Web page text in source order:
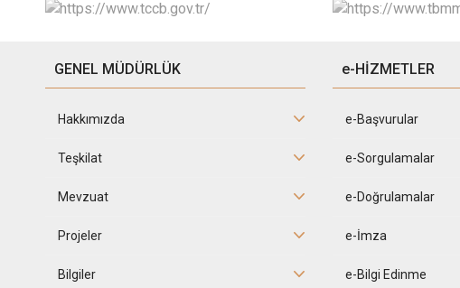
GENEL MÜDÜRLÜK
Hakkımızda
Teşkilat
Mevzuat
Projeler
Bilgiler
e-HİZMETLER
e-Başvurular
e-Sorgulamalar
e-Doğrulamalar
e-İmza
e-Bilgi Edinme